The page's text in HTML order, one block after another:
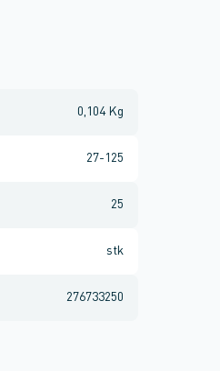
0,104 Kg
27-125
25
stk
276733250